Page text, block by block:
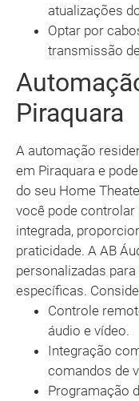
atualizações
Optar por
transmissão
Piraquara
A automação
em Piraquara e
do seu Home
você pode
integrada,
praticidade. A AB
personalizadas
específicas.
Controle
áudio e vídeo.
Integração
comandos de
Programação